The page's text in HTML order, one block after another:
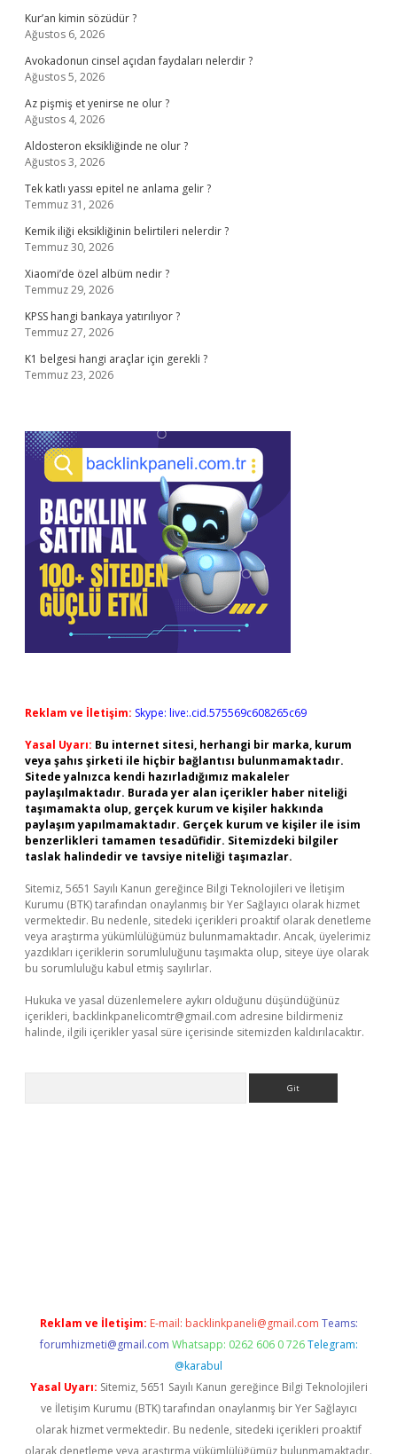
Kur’an kimin sözüdür ?
Ağustos 6, 2026
Avokadonun cinsel açıdan faydaları nelerdir ?
Ağustos 5, 2026
Az pişmiş et yenirse ne olur ?
Ağustos 4, 2026
Aldosteron eksikliğinde ne olur ?
Ağustos 3, 2026
Tek katlı yassı epitel ne anlama gelir ?
Temmuz 31, 2026
Kemik iliği eksikliğinin belirtileri nelerdir ?
Temmuz 30, 2026
Xiaomi’de özel albüm nedir ?
Temmuz 29, 2026
KPSS hangi bankaya yatırılıyor ?
Temmuz 27, 2026
K1 belgesi hangi araçlar için gerekli ?
Temmuz 23, 2026
Reklam ve İletişim: Skype: live:.cid.575569c608265c69
Yasal Uyarı: Bu internet sitesi, herhangi bir marka, kurum
veya şahıs şirketi ile hiçbir bağlantısı bulunmamaktadır.
Sitede yalnızca kendi hazırladığımız makaleler
paylaşılmaktadır. Burada yer alan içerikler haber niteliği
taşımamakta olup, gerçek kurum ve kişiler hakkında
paylaşım yapılmamaktadır. Gerçek kurum ve kişiler ile isim
benzerlikleri tamamen tesadüfidir. Sitemizdeki bilgiler
taslak halindedir ve tavsiye niteliği taşımazlar.
Sitemiz, 5651 Sayılı Kanun gereğince Bilgi Teknolojileri ve İletişim
Kurumu (BTK) tarafından onaylanmış bir Yer Sağlayıcı olarak hizmet
vermektedir. Bu nedenle, sitedeki içerikleri proaktif olarak denetleme
veya araştırma yükümlülüğümüz bulunmamaktadır. Ancak, üyelerimiz
yazdıkları içeriklerin sorumluluğunu taşımakta olup, siteye üye olarak
bu sorumluluğu kabul etmiş sayılırlar.
Hukuka ve yasal düzenlemelere aykırı olduğunu düşündüğünüz
içerikleri, backlinkpanelicomtr@gmail.com adresine bildirmeniz
halinde, ilgili içerikler yasal süre içerisinde sitemizden kaldırılacaktır.
Reklam ve İletişim: E-mail: backlinkpaneli@gmail.com Teams:
forumhizmeti@gmail.com Whatsapp: 0262 606 0 726 Telegram:
@karabul
Yasal Uyarı: Sitemiz, 5651 Sayılı Kanun gereğince Bilgi Teknolojileri
ve İletişim Kurumu (BTK) tarafından onaylanmış bir Yer Sağlayıcı
olarak hizmet vermektedir. Bu nedenle, sitedeki içerikleri proaktif
olarak denetleme veya araştırma yükümlülüğümüz bulunmamaktadır.